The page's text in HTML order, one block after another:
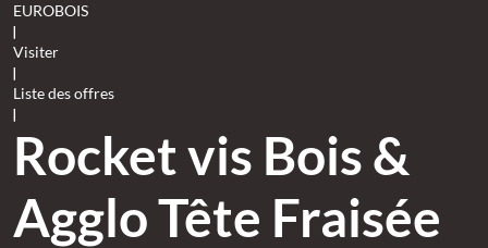
EUROBOIS
|
Visiter
|
Liste des offres
|
Rocket vis Bois &
Agglo Tête Fraisée